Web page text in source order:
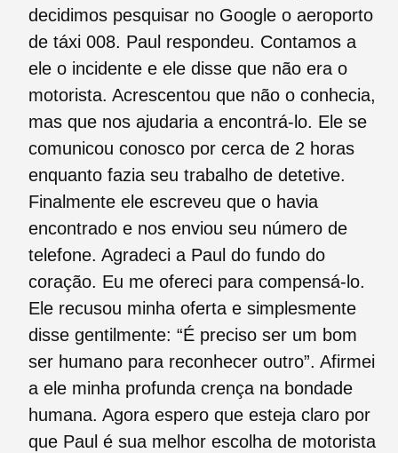
decidimos pesquisar no Google o aeroporto
de táxi 008. Paul respondeu. Contamos a
ele o incidente e ele disse que não era o
motorista. Acrescentou que não o conhecia,
mas que nos ajudaria a encontrá-lo. Ele se
comunicou conosco por cerca de 2 horas
enquanto fazia seu trabalho de detetive.
Finalmente ele escreveu que o havia
encontrado e nos enviou seu número de
telefone. Agradeci a Paul do fundo do
coração. Eu me ofereci para compensá-lo.
Ele recusou minha oferta e simplesmente
disse gentilmente: “É preciso ser um bom
ser humano para reconhecer outro”. Afirmei
a ele minha profunda crença na bondade
humana. Agora espero que esteja claro por
que Paul é sua melhor escolha de motorista